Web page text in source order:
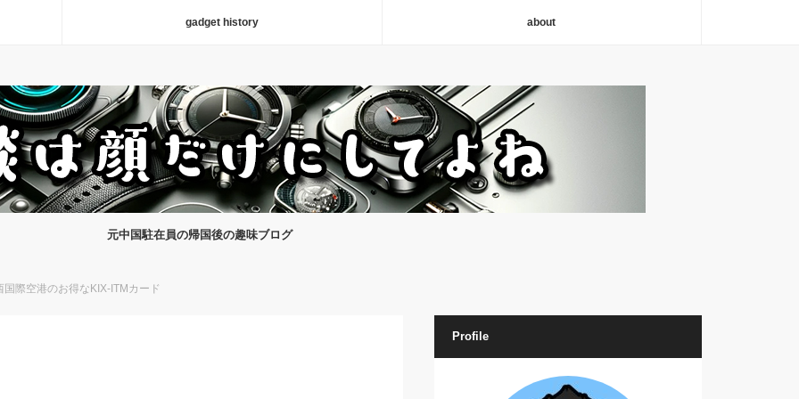
gadget history about
元中国駐在員の帰国後の趣味ブログ
際空港のお得なKIX-ITMカード
Profile